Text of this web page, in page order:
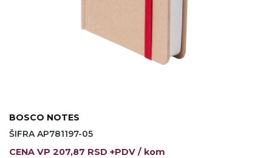
ALAT
ŠOLJE
TEHNOLOGIJA
USB
TEKSTIL
KOŠULJE
BOSCO NOTES
ŠIFRA AP781197-05
CENA VP 207,87 RSD +PDV / kom